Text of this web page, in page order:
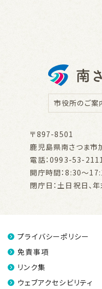
市役所のご案
〒897-8501
鹿児島県南さつま
電話：0993-53-2111
開庁時間：8:30～
閉庁日：土日祝日、
プライバシーポリシー
免責事項
リンク集
ウェブアクセシビリティ